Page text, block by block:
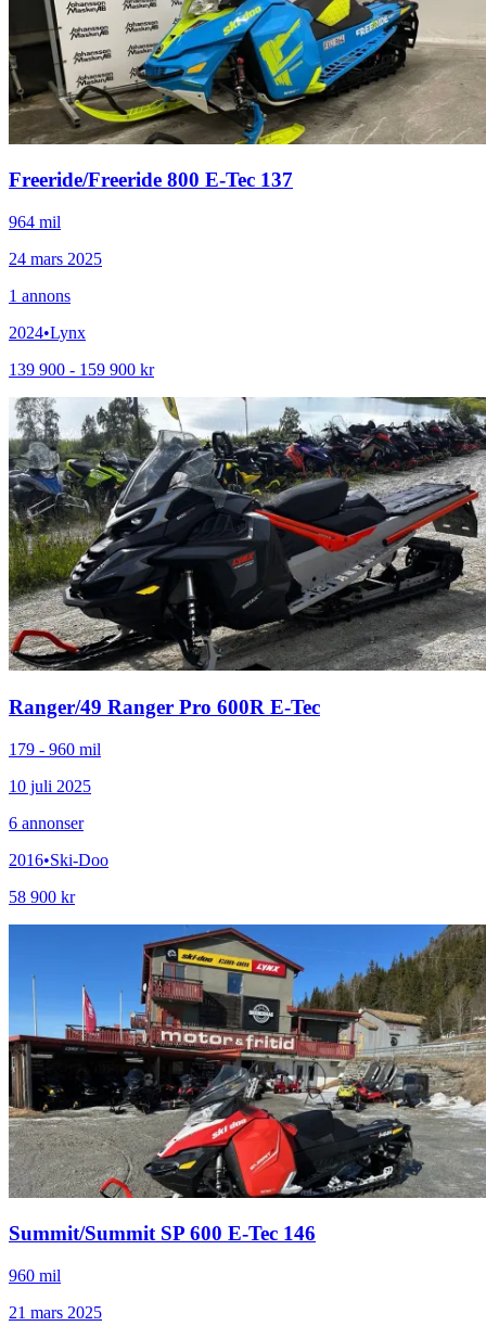
Freeride/Freeride 800 E-Tec 137
964 mil
24 mars 2025
1 annons
2024•Lynx
139 900 - 159 900 kr
Ranger/49 Ranger Pro 600R E-Tec
179 - 960 mil
10 juli 2025
6 annonser
2016•Ski-Doo
58 900 kr
Summit/Summit SP 600 E-Tec 146
960 mil
21 mars 2025